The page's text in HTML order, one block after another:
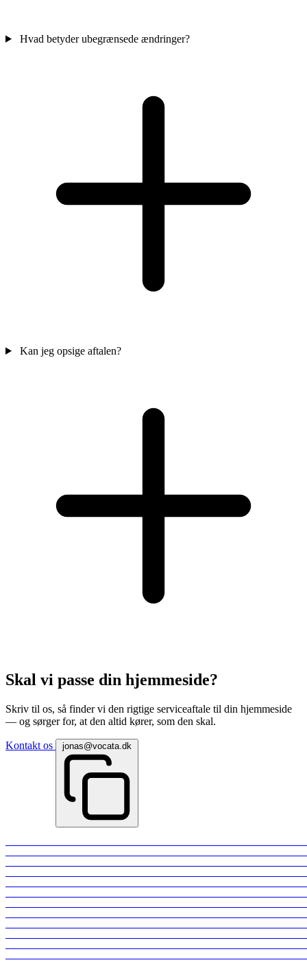
Hvad betyder ubegrænsede ændringer?
Kan jeg opsige aftalen?
Skal vi passe din hjemmeside?
Skriv til os, så finder vi den rigtige serviceaftale til din hjemmeside
— og sørger for, at den altid kører, som den skal.
Kontakt os jonas@vocata.dk